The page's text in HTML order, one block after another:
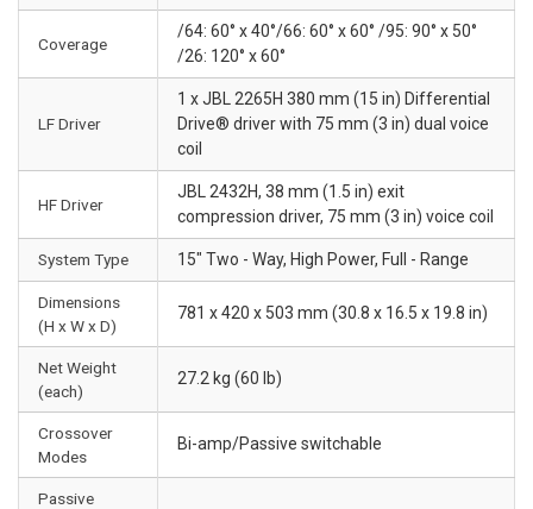
Coverage
/64: 60° x 40°/66: 60° x 60° /95: 90° x 50°
/26: 120° x 60°
LF Driver
1 x JBL 2265H 380 mm (15 in) Differential
Drive® driver with 75 mm (3 in) dual voice
coil
HF Driver
JBL 2432H, 38 mm (1.5 in) exit
compression driver, 75 mm (3 in) voice coil
System Type 15" Two - Way, High Power, Full - Range
Dimensions
(H x W x D)
781 x 420 x 503 mm (30.8 x 16.5 x 19.8 in)
Net Weight
(each)
27.2 kg (60 lb)
Crossover
Modes
Bi-amp/Passive switchable
Passive